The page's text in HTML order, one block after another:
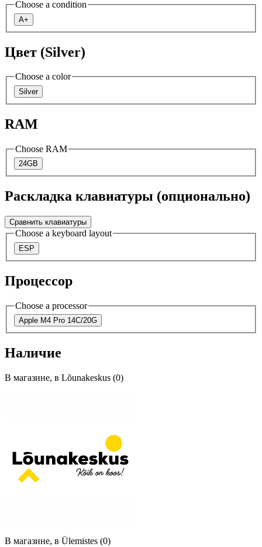
Choose a condition
A+
Цвет (Silver)
Choose a color
Silver
RAM
Choose RAM
24GB
Раскладка клавиатуры (опционально)
Сравнить клавиатуры
Choose a keyboard layout
ESP
Процессор
Choose a processor
Apple M4 Pro 14C/20G
Наличие
В магазине, в Lõunakeskus (0)
В магазине, в Ülemistes (0)